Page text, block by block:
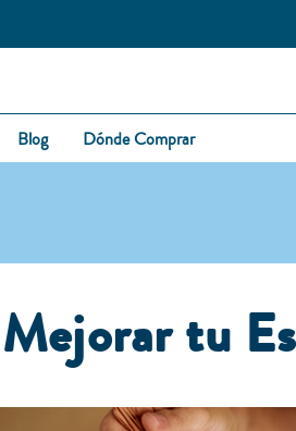
Blog Dónde Comprar
tu